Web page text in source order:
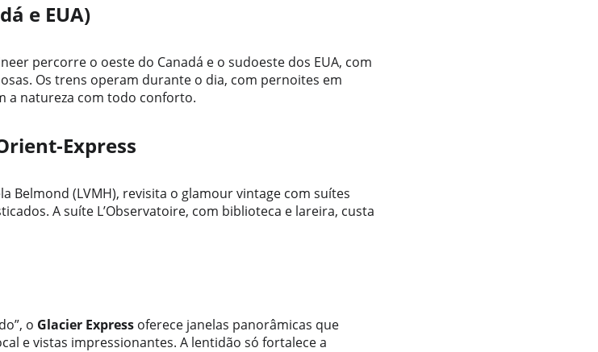
e EUA)
percorre o oeste do Canadá e o sudoeste dos EUA, com
Os trens operam durante o dia, com pernoites em
a natureza com todo conforto.
Belmond (LVMH), revisita o glamour vintage com suítes
A suíte L’Observatoire, com biblioteca e lareira, custa
o Glacier Express oferece janelas panorâmicas que
e vistas impressionantes. A lentidão só fortalece a